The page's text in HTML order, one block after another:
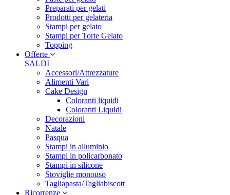
Preparati per gelati
Prodotti per gelateria
Stampi per gelato
Stampi per Torte Gelato
Topping
Offerte
SALDI
Accessori/Attrezzature
Alimenti Vari
Cake Design
Coloranti liquidi
Coloranti Liquidi
Decorazioni
Natale
Pasqua
Stampi in alluminio
Stampi in policarbonato
Stampi in silicone
Stoviglie monouso
Tagliapasta/Tagliabiscott
Ricorrenze